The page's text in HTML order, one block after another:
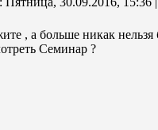
, а больше никак нельзя
Семинар ?